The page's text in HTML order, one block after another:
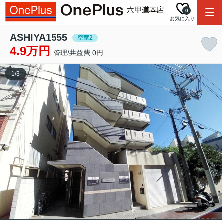
お気に入り
0
ASHIYA1555 空室2
4.9万円 管理/共益費 0円
1/3